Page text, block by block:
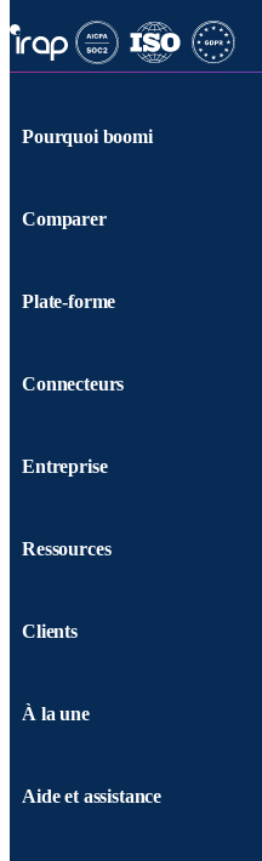
Pourquoi boomi
Comparer
Plate-forme
Connecteurs
Entreprise
Ressources
Clients
À la une
Aide et assistance